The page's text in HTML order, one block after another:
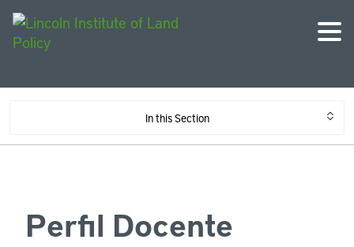
In this Section
Perfil Docente